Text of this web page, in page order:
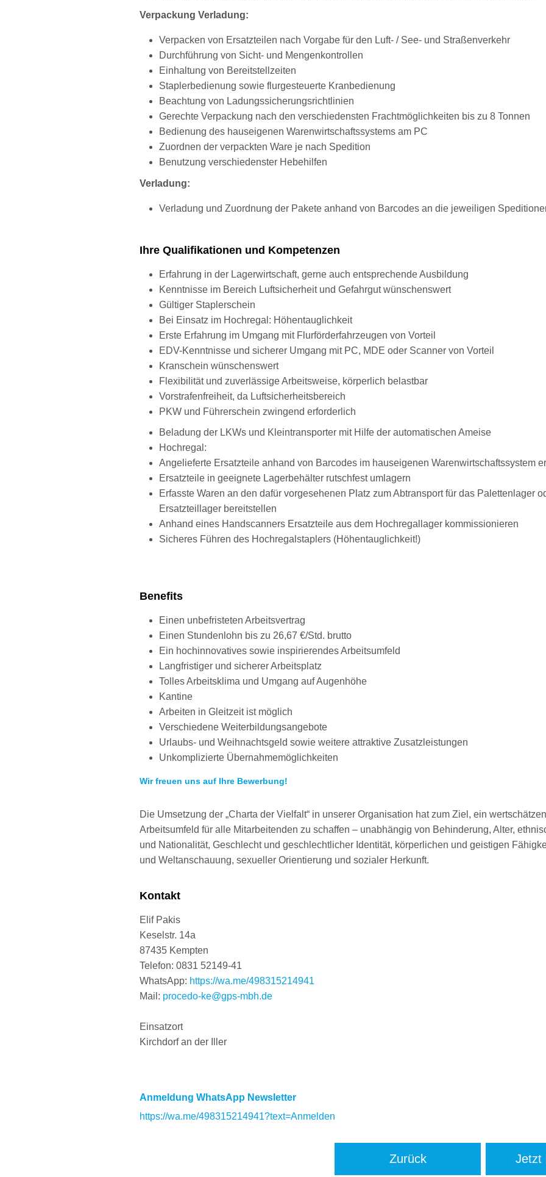
Verpackung Verladung:
Verpacken von Ersatzteilen nach Vorgabe für den Luft- / See- und Straßenverkehr
Durchführung von Sicht- und Mengenkontrollen
Einhaltung von Bereitstellzeiten
Staplerbedienung sowie flurgesteuerte Kranbedienung
Beachtung von Ladungssicherungsrichtlinien
Gerechte Verpackung nach den verschiedensten Frachtmöglichkeiten bis zu 8 Tonnen
Bedienung des hauseigenen Warenwirtschaftssystems am PC
Zuordnen der verpackten Ware je nach Spedition
Benutzung verschiedenster Hebehilfen
Verladung:​​​​​​​
Verladung und Zuordnung der Pakete anhand von Barcodes an die jeweiligen
Ihre Qualifikationen und Kompetenzen
Erfahrung in der Lagerwirtschaft, gerne auch entsprechende Ausbildung
Kenntnisse im Bereich Luftsicherheit und Gefahrgut wünschenswert
Gültiger Staplerschein
Bei Einsatz im Hochregal: Höhentauglichkeit
Erste Erfahrung im Umgang mit Flurförderfahrzeugen von Vorteil
EDV-Kenntnisse und sicherer Umgang mit PC, MDE oder Scanner von Vorteil
Kranschein wünschenswert
Flexibilität und zuverlässige Arbeitsweise, körperlich belastbar
Vorstrafenfreiheit, da Luftsicherheitsbereich
PKW und Führerschein zwingend erforderlich
Beladung der LKWs und Kleintransporter mit Hilfe der automatischen Ameise
​​​​​​​Hochregal:​​​​​​​​​​​​​​​​​​​​​​​​​​​​
Angelieferte Ersatzteile anhand von Barcodes im hauseigenen Warenwirtschaftssystem
Ersatzteile in geeignete Lagerbehälter rutschfest umlagern
Erfasste Waren an den dafür vorgesehenen Platz zum Abtransport für das Palettenlager
Ersatzteillager bereitstellen
Anhand eines Handscanners Ersatzteile aus dem Hochregallager kommissionieren
Sicheres Führen des Hochregalstaplers (Höhentauglichkeit!)
Benefits
Einen unbefristeten Arbeitsvertrag
Einen Stundenlohn bis zu 26,67 €/Std. brutto
Ein hochinnovatives sowie inspirierendes Arbeitsumfeld
Langfristiger und sicherer Arbeitsplatz
Tolles Arbeitsklima und Umgang auf Augenhöhe
Kantine
Arbeiten in Gleitzeit ist möglich
Verschiedene Weiterbildungsangebote
Urlaubs- und Weihnachtsgeld sowie weitere attraktive Zusatzleistungen
Unkomplizierte Übernahmemöglichkeiten
Wir freuen uns auf Ihre Bewerbung!
Die Umsetzung der „Charta der Vielfalt“ in unserer Organisation hat zum Ziel, ein
Arbeitsumfeld für alle Mitarbeitenden zu schaffen – unabhängig von Behinderung, Alter,
und Nationalität, Geschlecht und geschlechtlicher Identität, körperlichen und geistigen
und Weltanschauung, sexueller Orientierung und sozialer Herkunft.
Kontakt
Elif Pakis
Keselstr. 14a
87435 Kempten
Telefon: 0831 52149-41
WhatsApp: https://wa.me/498315214941
Mail: procedo-ke@gps-mbh.de
Einsatzort
Kirchdorf an der Iller
Anmeldung WhatsApp Newsletter
https://wa.me/498315214941?text=Anmelden
Zurück Jetzt